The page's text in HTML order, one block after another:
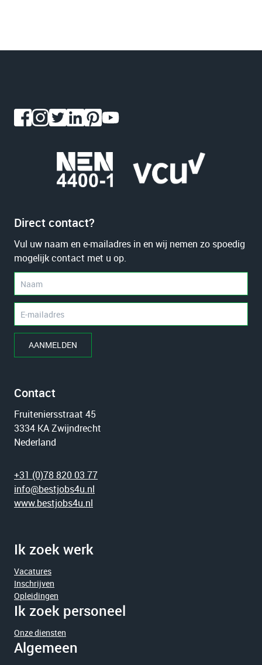
Direct contact?
Vul uw naam en e-mailadres in en wij nemen zo spoedig
mogelijk contact met u op.
AANMELDEN
Contact
Fruiteniersstraat 45
3334 KA Zwijndrecht
Nederland
+31 (0)78 820 03 77
info@bestjobs4u.nl
www.bestjobs4u.nl
Ik zoek werk
Vacatures
Inschrijven
Opleidingen
Ik zoek personeel
Onze diensten
Algemeen